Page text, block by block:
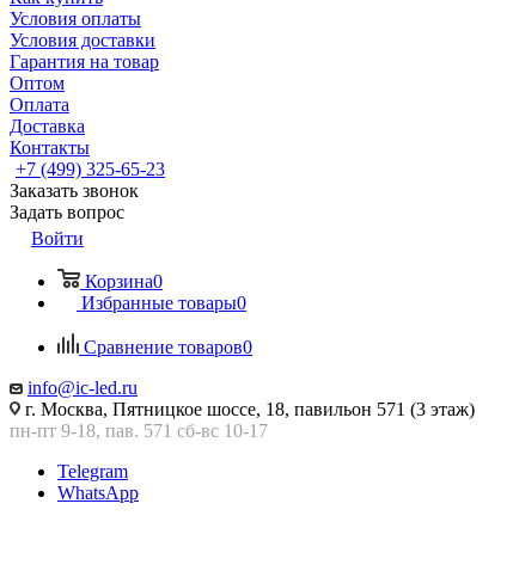
Условия оплаты
Условия доставки
Гарантия на товар
Оптом
Оплата
Доставка
Контакты
+7 (499) 325-65-23
Заказать звонок
Задать вопрос
Войти
Корзина0
Избранные товары0
Сравнение товаров0
info@ic-led.ru
г. Москва, Пятницкое шоссе, 18, павильон 571 (3 этаж)
пн-пт 9-18, пав. 571 сб-вс 10-17
Telegram
WhatsApp